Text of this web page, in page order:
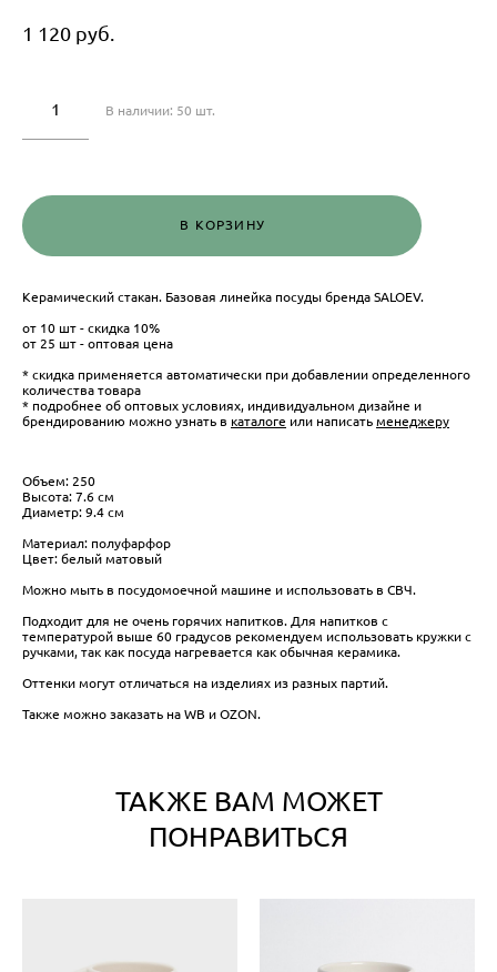
1 120 pуб.
В наличии: 50 шт.
В КОРЗИНУ
Керамический стакан. Базовая линейка посуды бренда SALOEV.
от 10 шт - скидка 10%
от 25 шт - оптовая цена
* скидка применяется автоматически при добавлении определенного
количества товара
* подробнее об оптовых условиях, индивидуальном дизайне и
брендированию можно узнать в каталоге или написать менеджеру
Объем: 250
Высота: 7.6 см
Диаметр: 9.4 см
Материал: полуфарфор
Цвет: белый матовый
Можно мыть в посудомоечной машине и использовать в СВЧ.
Подходит для не очень горячих напитков. Для напитков с
температурой выше 60 градусов рекомендуем использовать кружки с
ручками, так как посуда нагревается как обычная керамика.
Оттенки могут отличаться на изделиях из разных партий.
Также можно заказать на WB и OZON.
ТАКЖЕ ВАМ МОЖЕТ
ПОНРАВИТЬСЯ